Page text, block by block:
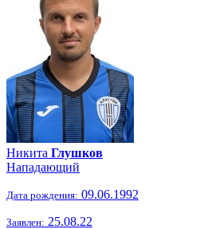
Никита Глушков
Нападающий
Дата рождения: 09.06.1992
Заявлен: 25.08.22